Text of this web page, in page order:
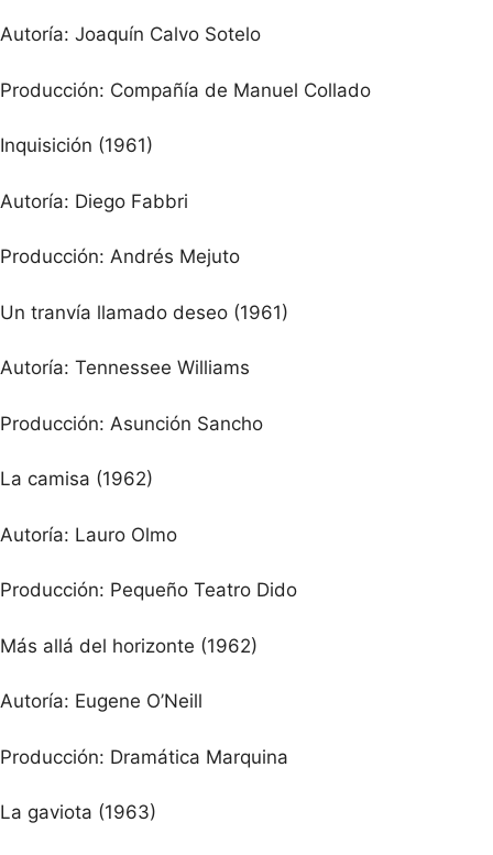
Autoría: Joaquín Calvo Sotelo
Producción: Compañía de Manuel Collado
Inquisición (1961)
Autoría: Diego Fabbri
Producción: Andrés Mejuto
Un tranvía llamado deseo (1961)
Autoría: Tennessee Williams
Producción: Asunción Sancho
La camisa (1962)
Autoría: Lauro Olmo
Producción: Pequeño Teatro Dido
Más allá del horizonte (1962)
Autoría: Eugene O’Neill
Producción: Dramática Marquina
La gaviota (1963)